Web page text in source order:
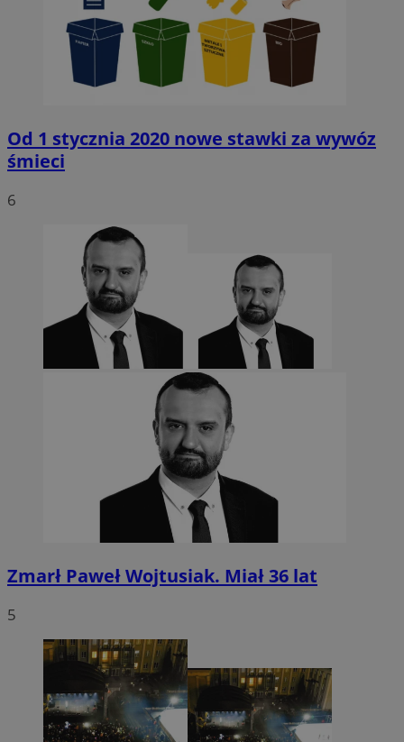
Od 1 stycznia 2020 nowe stawki za wywóz
śmieci
6
Zmarł Paweł Wojtusiak. Miał 36 lat
5